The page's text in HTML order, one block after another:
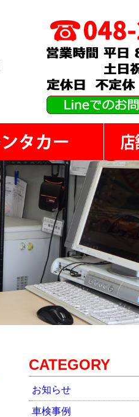
CATEGORY
お知らせ
車検事例